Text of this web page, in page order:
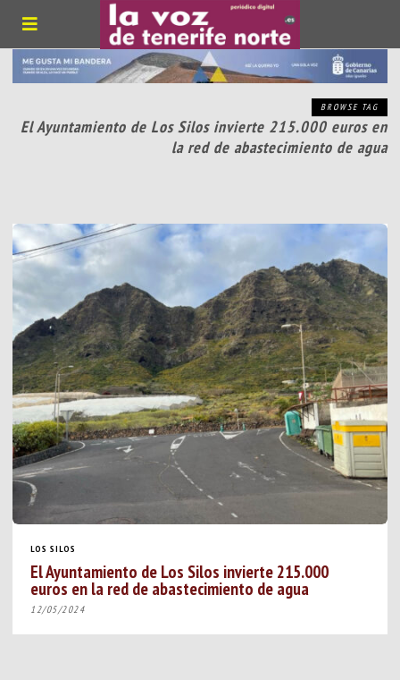
BROWSE TAG
El Ayuntamiento de Los Silos invierte 215.000 euros en
la red de abastecimiento de agua
LOS SILOS
El Ayuntamiento de Los Silos invierte 215.000
euros en la red de abastecimiento de agua
12/05/2024